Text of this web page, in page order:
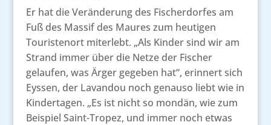
Er hat die Veränderung des Fischerdorfes am
Fuß des Massif des Maures zum heutigen
Touristenort miterlebt. „Als Kinder sind wir am
Strand immer über die Netze der Fischer
gelaufen, was Ärger gegeben hat“, erinnert sich
Eyssen, der Lavandou noch genauso liebt wie in
Kindertagen. „Es ist nicht so mondän, wie zum
Beispiel Saint-Tropez, und immer noch etwas